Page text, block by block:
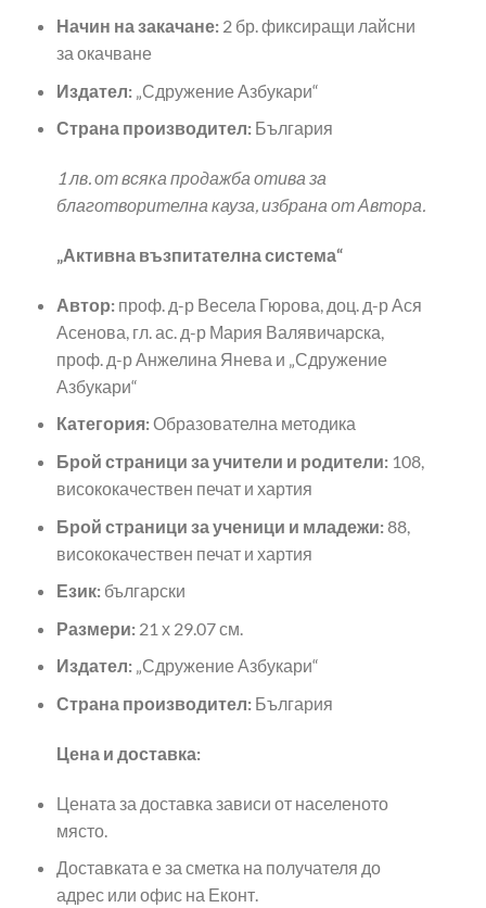
Начин на закачане: 2 бр. фиксиращи лайсни
за окачване
Издател:„Сдружение Азбукари“
Страна производител:България
1 лв. от всяка продажба отива за
благотворителна кауза, избрана от Автора.
„Активна възпитателна система“
Автор:проф. д-р Весела Гюрова, доц. д-р Ася
Асенова, гл. ас. д-р Мария Валявичарска,
проф. д-р Анжелина Янева и „Сдружение
Азбукари“
Категория:Образователна методика
Брой страници за учители и родители:108,
висококачествен печат и хартия
Брой страници за ученици и младежи:88,
висококачествен печат и хартия
Език:български
Размери:21 х 29.07 см.
Издател:„Сдружение Азбукари“
Страна производител:България
Цена и доставка:
Цената за доставка зависи от населеното
място.
Доставката е за сметка на получателя до
адрес или офис на Еконт.